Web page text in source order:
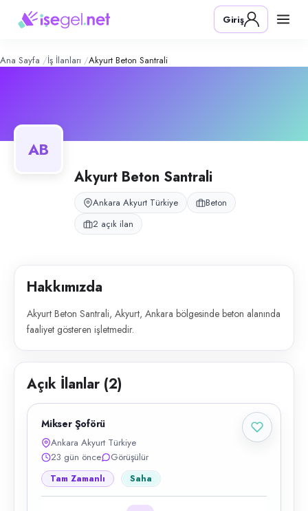
Beton Santrali – Şirket Profili
Konum:
Akyurt Beton Santrali, Akyurt, Ankara bölgesinde beton alanında
Damperli Dorse Tır Şoförü
Giriş
Ana Sayfa İş İlanları Akyurt Beton Santrali
AB
Akyurt Beton Santrali
Ankara Akyurt Türkiye
Beton
2 açık ilan
Hakkımızda
Akyurt Beton Santrali, Akyurt, Ankara bölgesinde beton alanında
faaliyet gösteren işletmedir.
Açık İlanlar (2)
Mikser Şoförü
Ankara Akyurt Türkiye
23 gün önce
Görüşülür
Tam Zamanlı Saha